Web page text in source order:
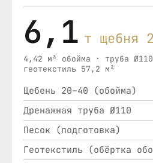
6,1 т щебня
4,42 м³ обойма · труба
геотекстиль 57,2 м²
Щебень 20–40 (обойма)
Дренажная труба Ø110
Песок (подготовка)
Геотекстиль (обёртка